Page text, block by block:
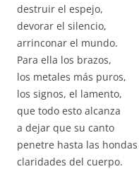
destruir el espejo,
devorar el silencio,
arrinconar el mundo.
Para ella los brazos,
los metales más puros,
los signos, el lamento,
que todo esto alcanza
a dejar que su canto
penetre hasta las hondas
claridades del cuerpo.